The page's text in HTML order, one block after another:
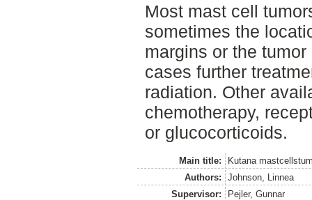
Most mast cell
sometimes the
margins or the
cases further
radiation. Other
chemotherapy,
or glucocorticoids.
Main title:
Kutana
Authors:
Johnson, Linnea
Supervisor:
Pejler, Gunnar